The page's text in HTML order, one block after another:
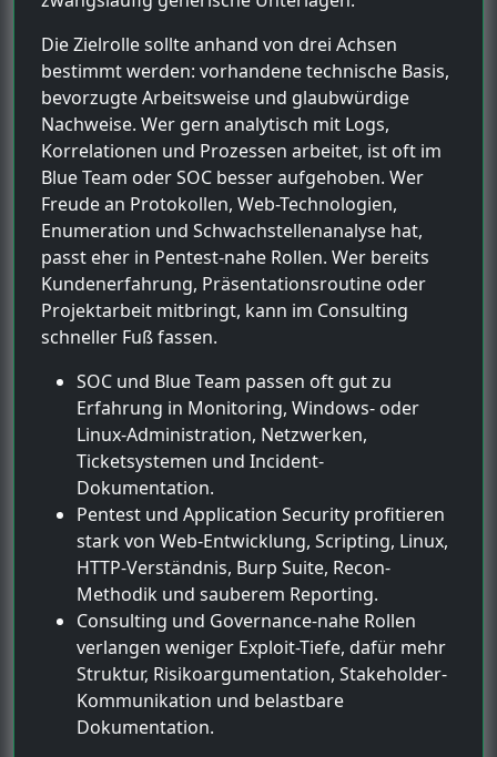
Die Zielrolle sollte anhand von drei Achsen
bestimmt werden: vorhandene technische Basis,
bevorzugte Arbeitsweise und glaubwürdige
Nachweise. Wer gern analytisch mit Logs,
Korrelationen und Prozessen arbeitet, ist oft im
Blue Team oder SOC besser aufgehoben. Wer
Freude an Protokollen, Web-Technologien,
Enumeration und Schwachstellenanalyse hat,
passt eher in Pentest-nahe Rollen. Wer bereits
Kundenerfahrung, Präsentationsroutine oder
Projektarbeit mitbringt, kann im Consulting
schneller Fuß fassen.
SOC und Blue Team passen oft gut zu
Erfahrung in Monitoring, Windows- oder
Linux-Administration, Netzwerken,
Ticketsystemen und Incident-
Dokumentation.
Pentest und Application Security profitieren
stark von Web-Entwicklung, Scripting, Linux,
HTTP-Verständnis, Burp Suite, Recon-
Methodik und sauberem Reporting.
Consulting und Governance-nahe Rollen
verlangen weniger Exploit-Tiefe, dafür mehr
Struktur, Risikoargumentation, Stakeholder-
Kommunikation und belastbare
Dokumentation.